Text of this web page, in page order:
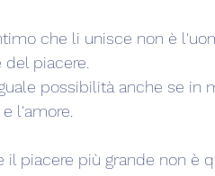
che li unisce non è
piacere.
possibilità anche se in
l'amore.
il piacere più grande non è